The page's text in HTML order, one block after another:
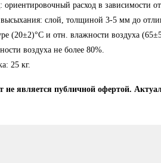
ориентировочный расход в зависимости
слой, толщиной 3-5 мм до
(20±2)°С и отн. влажности воздуха
воздуха не более 80%.
25 кг.
не является публичной офертой.